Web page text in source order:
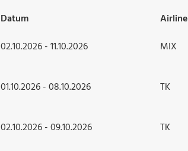
Datum Airline
02.10.2026 - 11.10.2026 MIX
01.10.2026 - 08.10.2026 TK
02.10.2026 - 09.10.2026 TK